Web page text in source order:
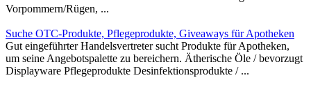
Vorpommern/Rügen, ...
Suche OTC-Produkte, Pflegeprodukte, Giveaways für Apotheken
Gut eingeführter Handelsvertreter sucht Produkte für Apotheken,
um seine Angebotspalette zu bereichern. Ätherische Öle / bevorzugt
Displayware Pflegeprodukte Desinfektionsprodukte / ...